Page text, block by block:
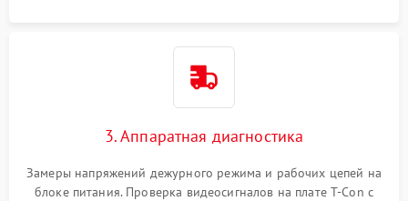
3. Аппаратная диагностика
Замеры напряжений дежурного режима и рабочих цепей на
блоке питания. Проверка видеосигналов на плате T-Con с